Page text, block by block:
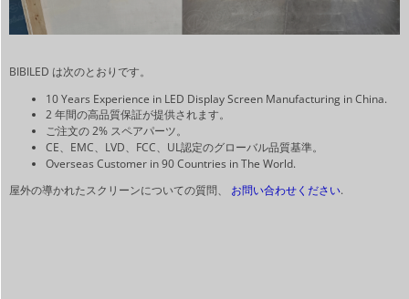
BIBILED は次のとおりです。
10 Years Experience in LED Display Screen Manufacturing in China.
2 年間の高品質保証が提供されます。
ご注文の 2% スペアパーツ。
CE、EMC、LVD、FCC、UL認定のグローバル品質基準。
Overseas Customer in 90 Countries in The World.
屋外の導かれたスクリーンについての質問、
お問い合わせください.